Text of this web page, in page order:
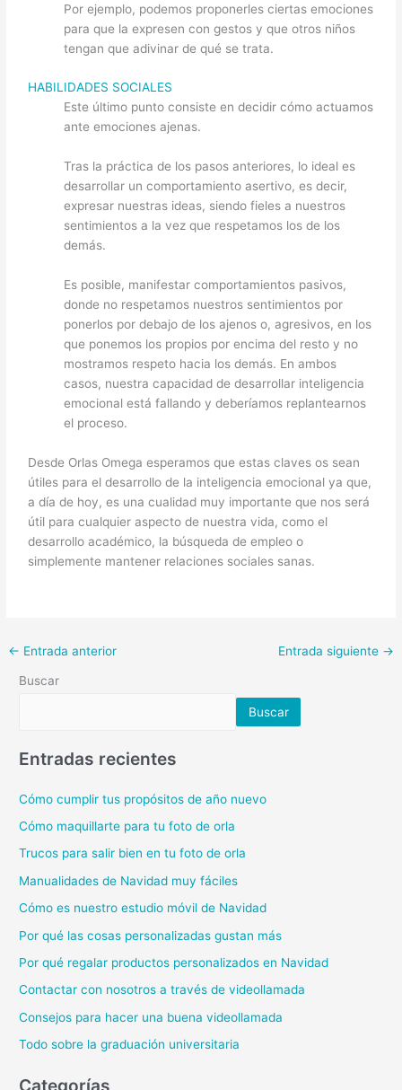
Por ejemplo, podemos proponerles ciertas emociones
para que la expresen con gestos y que otros niños
tengan que adivinar de qué se trata.
HABILIDADES SOCIALES
Este último punto consiste en decidir cómo actuamos
ante emociones ajenas.
Tras la práctica de los pasos anteriores, lo ideal es
desarrollar un comportamiento asertivo, es decir,
expresar nuestras ideas, siendo fieles a nuestros
sentimientos a la vez que respetamos los de los
demás.
Es posible, manifestar comportamientos pasivos,
donde no respetamos nuestros sentimientos por
ponerlos por debajo de los ajenos o, agresivos, en los
que ponemos los propios por encima del resto y no
mostramos respeto hacia los demás. En ambos
casos, nuestra capacidad de desarrollar inteligencia
emocional está fallando y deberíamos replantearnos
el proceso.
Desde Orlas Omega esperamos que estas claves os sean
útiles para el desarrollo de la inteligencia emocional ya que,
a día de hoy, es una cualidad muy importante que nos será
útil para cualquier aspecto de nuestra vida, como el
desarrollo académico, la búsqueda de empleo o
simplemente mantener relaciones sociales sanas.
← Entrada anterior Entrada siguiente →
Buscar
Buscar
Entradas recientes
Cómo cumplir tus propósitos de año nuevo
Cómo maquillarte para tu foto de orla
Trucos para salir bien en tu foto de orla
Manualidades de Navidad muy fáciles
Cómo es nuestro estudio móvil de Navidad
Por qué las cosas personalizadas gustan más
Por qué regalar productos personalizados en Navidad
Contactar con nosotros a través de videollamada
Consejos para hacer una buena videollamada
Todo sobre la graduación universitaria
Categorías